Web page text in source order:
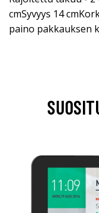
cmSyvyys 14
paino pakkauksen